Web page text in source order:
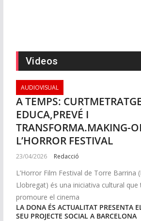
Videos
AUDIOVISUAL
A TEMPS:
EDUCA,PREVÉ I
TRANSFORMA.MAKING-
L’HORROR FESTIVAL
23/04/2026 Redacció
L’Horror Film Festival de Torre Barrina
Llobregat) és una iniciativa cultural
promoure el cinema
LA DONA ÉS ACTUALITAT PRESENTA
SEU PROJECTE SOCIAL A BARCELONA